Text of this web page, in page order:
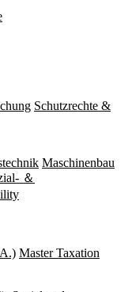
Schutzrechte &
Maschinenbau
＆
Master Taxation